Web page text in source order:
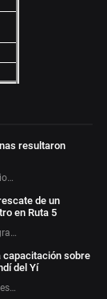
resultaron
de un
en Ruta 5
capacitación sobre
del Yí